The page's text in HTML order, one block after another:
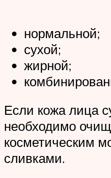
нормальной;
сухой;
жирной;
Если кожа лица
необходимо
косметическим
сливками.